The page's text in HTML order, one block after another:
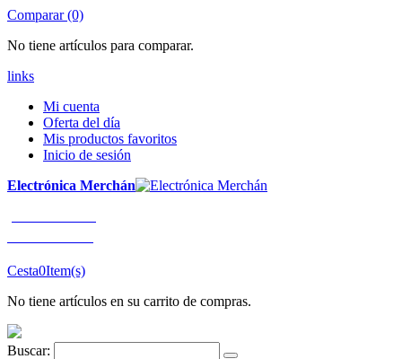
Comparar (0)
No tiene artículos para comparar.
links
Mi cuenta
Oferta del día
Mis productos favoritos
Inicio de sesión
Electrónica Merchán
Cesta0Item(s)
No tiene artículos en su carrito de compras.
Buscar: